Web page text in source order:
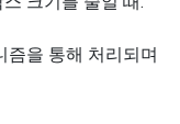
즘을 통해 처리되며